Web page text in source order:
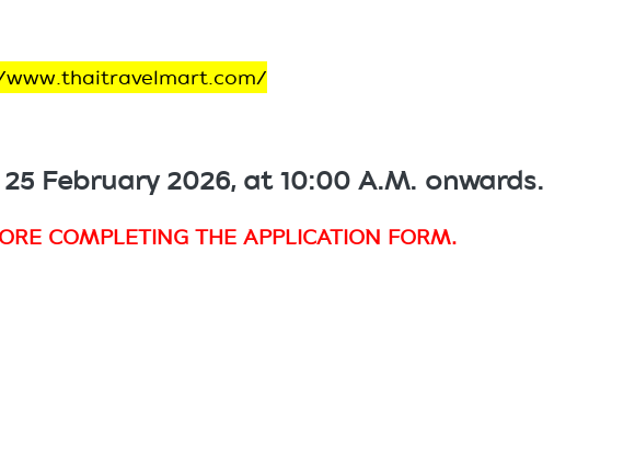
February 2026, at 10:00 A.M. onwards.
COMPLETING THE APPLICATION FORM.